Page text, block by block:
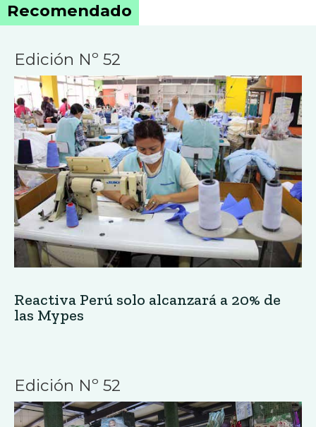
Recomendado
Edición Nº 52
Reactiva Perú solo alcanzará a 20% de
las Mypes
Edición Nº 52